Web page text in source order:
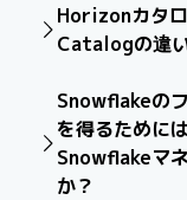
Snowflake
ザクションを
ナップショ
動化します。
外部マネー
データとトラ
によって管理
グと統合し、
Icebergテーブル
使用する既存の
初から確保する
ニュートラルな
Snowflakeは、
提供しています。
Horizonカタ
Catalogの違
フォーム内のす
用するあらゆる
たって、統合さ
カバリーを実現
Snowflakeの
を得るために
Snowflakeマ
か？